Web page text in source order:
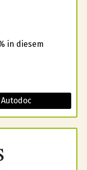
in diesem